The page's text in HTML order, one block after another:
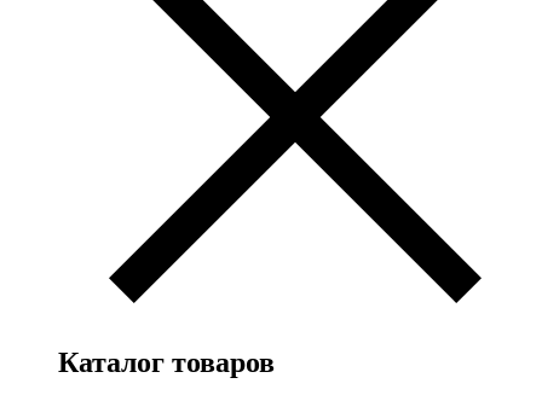
Каталог товаров